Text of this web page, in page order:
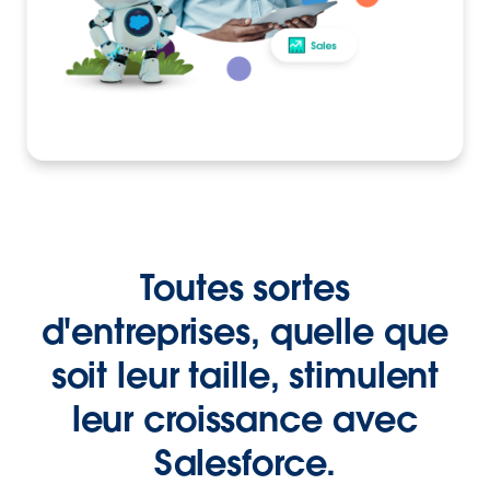
Toutes sortes
d'entreprises, quelle que
soit leur taille, stimulent
leur croissance avec
Salesforce.